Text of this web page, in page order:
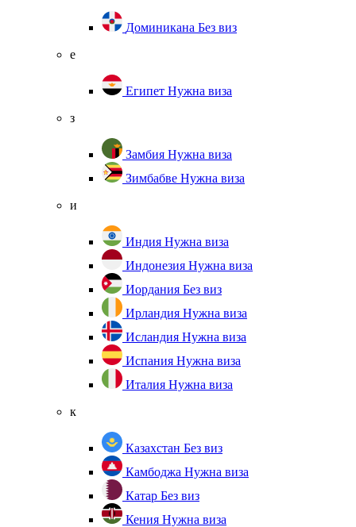
Доминикана Без виз
е
Египет Нужна виза
з
Замбия Нужна виза
Зимбабве Нужна виза
и
Индия Нужна виза
Индонезия Нужна виза
Иордания Без виз
Ирландия Нужна виза
Исландия Нужна виза
Испания Нужна виза
Италия Нужна виза
к
Казахстан Без виз
Камбоджа Нужна виза
Катар Без виз
Кения Нужна виза